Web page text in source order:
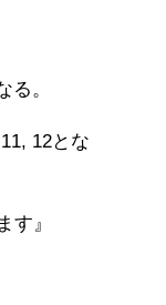
る。
12とな
す』